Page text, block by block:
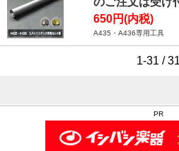
650円(内税)
A435・A436専用工具
1-31 / 31
PR